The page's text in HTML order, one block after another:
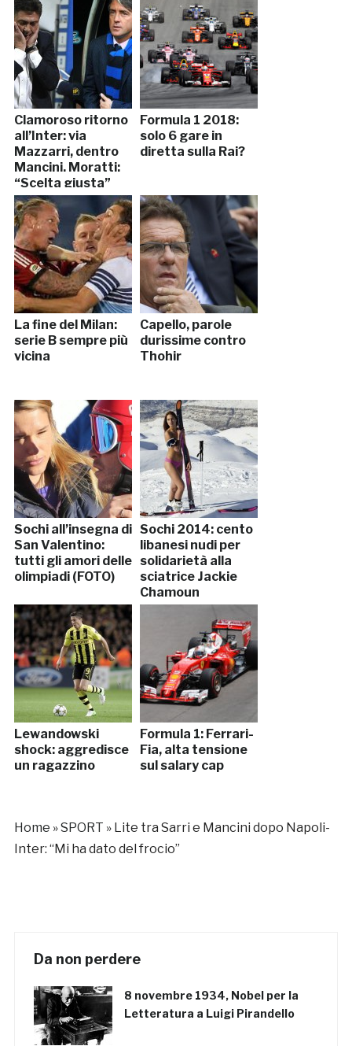
Clamoroso ritorno
all’Inter: via
Mazzarri, dentro
Mancini. Moratti:
“Scelta giusta”
Formula 1 2018:
solo 6 gare in
diretta sulla Rai?
La fine del Milan:
serie B sempre più
vicina
Capello, parole
durissime contro
Thohir
Sochi all’insegna di
San Valentino:
tutti gli amori delle
olimpiadi (FOTO)
Sochi 2014: cento
libanesi nudi per
solidarietà alla
sciatrice Jackie
Chamoun
Lewandowski
shock: aggredisce
un ragazzino
Formula 1: Ferrari-
Fia, alta tensione
sul salary cap
Home »SPORT » Lite tra Sarri e Mancini dopo Napoli-
Inter: “Mi ha dato del frocio”
Da non perdere
8 novembre 1934, Nobel per la
Letteratura a Luigi Pirandello